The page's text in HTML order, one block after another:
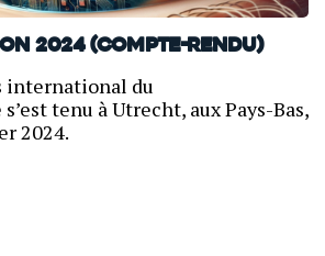
2024 (compte-rendu)
international du
tenu à Utrecht, aux Pays-Bas,
2024.